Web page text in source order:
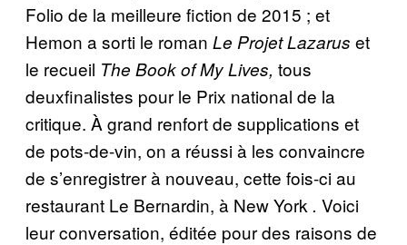
Folio de la meilleure fiction de 2015 ; et
Hemon a sorti le roman Le Projet Lazarus et
le recueil The Book of My Lives, tous
deuxfinalistes pour le Prix national de la
critique. À grand renfort de supplications et
de pots-de-vin, on a réussi à les convaincre
de s’enregistrer à nouveau, cette fois-ci au
restaurant Le Bernardin, à New York . Voici
leur conversation, éditée pour des raisons de